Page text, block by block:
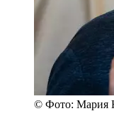
© Фото: Мария